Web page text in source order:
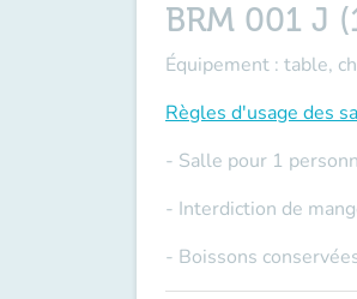
BRM 001 J
Équipement : table,
Règles d'usage des
- Salle pour 1
- Interdiction de
- Boissons